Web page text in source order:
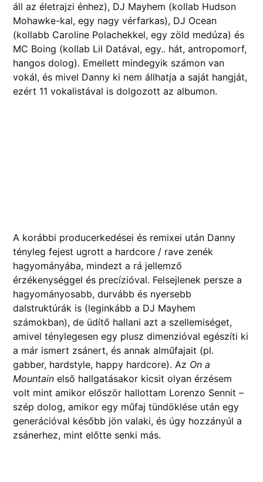
áll az életrajzi énhez), DJ Mayhem (kollab Hudson
Mohawke-kal, egy nagy vérfarkas), DJ Ocean
(kollabb Caroline Polachekkel, egy zöld medúza) és
MC Boing (kollab Lil Datával, egy.. hát, antropomorf,
hangos dolog). Emellett mindegyik számon van
vokál, és mivel Danny ki nem állhatja a saját hangját,
ezért 11 vokalistával is dolgozott az albumon.
A korábbi producerkedései és remixei után Danny
tényleg fejest ugrott a hardcore / rave zenék
hagyományába, mindezt a rá jellemző
érzékenységgel és precízióval. Felsejlenek persze a
hagyományosabb, durvább és nyersebb
dalstruktúrák is (leginkább a DJ Mayhem
számokban), de üdítő hallani azt a szellemiséget,
amivel ténylegesen egy plusz dimenzióval egészíti ki
a már ismert zsánert, és annak alműfajait (pl.
gabber, hardstyle, happy hardcore). Az On a
Mountain első hallgatásakor kicsit olyan érzésem
volt mint amikor először hallottam Lorenzo Sennit –
szép dolog, amikor egy műfaj tündöklése után egy
generációval később jön valaki, és úgy hozzányúl a
zsánerhez, mint előtte senki más.